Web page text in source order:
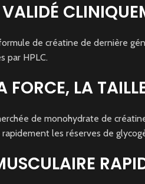
de créatine de dernière
par HPLC.
FORCE, LA
de monohydrate de
les réserves de